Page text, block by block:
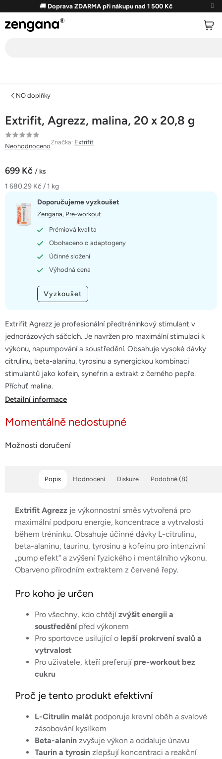
obsah
🚚 Doprava ZDARMA při nákupu nad 1 500 Kč
NO doplňky
Extrifit, Agrezz, malina, 20 x 20,8 g
Průměrné
hodnocení
je
0,0
hvězdiček.
Neohodnoceno
Značka: Extrifit
699 Kč / ks
Měrná
1 680,29 Kč / 1 kg
Momentálně nedostupné
Možnosti doručení
Extrifit Agrezz je profesionální předtréninkový stimulant v
jednorázových sáčcích. Je navržen pro maximální stimulaci k
výkonu, napumpování a soustředění. Obsahuje vysoké dávky
citrulinu, beta-alaninu, tyrosinu a synergickou kombinaci
stimulantů jako kofein, synefrin a extrakt z černého pepře.
Příchuť malina.
Doporučujeme vyzkoušet
Zengana, Pre-workout
Prémiová kvalita
Obohaceno o adaptogeny
Účinné složení
Výhodná cena
Vyzkoušet
Detailní informace
Popis Podobné (8)
Hodnocení Diskuze
Extrifit Agrezz je výkonnostní směs vytvořená pro
maximální podporu energie, koncentrace a vytrvalosti
během tréninku. Obsahuje účinné dávky L-citrulinu,
beta-alaninu, taurinu, tyrosinu a kofeinu pro intenzivní
„pump efekt“ a zvýšení fyzického i mentálního výkonu.
Obarveno přírodním extraktem z červené řepy.
Pro koho je určen
Pro všechny, kdo chtějí zvýšit energii a
soustředěnípřed výkonem
Pro sportovce usilující o lepší prokrvení svalů a
vytrvalost
Pro uživatele, kteří preferují pre-workout bez
cukru
Proč je tento produkt efektivní
L-Citrulin malát podporuje krevní oběh a svalové
zásobování kyslíkem
Beta-alanin zvyšuje výkon a oddaluje únavu
Taurin a tyrosin zlepšují koncentraci a reakční